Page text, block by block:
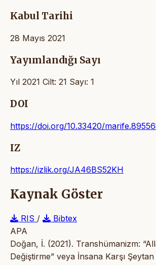
Kabul Tarihi
28 Mayıs 2021
Yayımlandığı Sayı
Yıl 2021 Cilt: 21 Sayı: 1
DOI
https://doi.org/10.33420/
IZ
https://izlik.org/JA46BS52KH
Kaynak Göster
RIS /
Bibtex
APA
Doğan, İ. (2021). Transhümanizm:
Değiştirme” veya İnsana Karşı Şeytan